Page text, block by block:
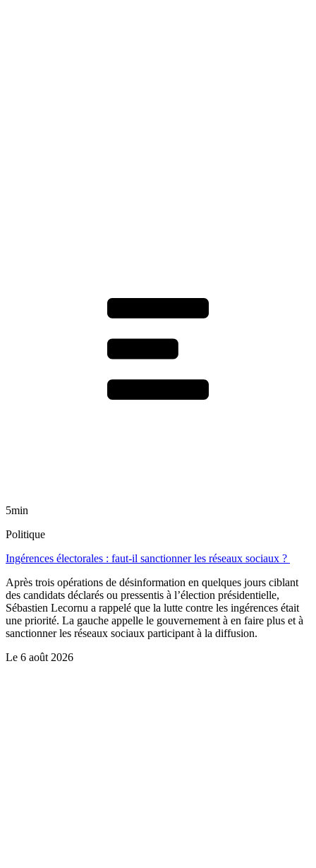
5min
Politique
Ingérences électorales : faut-il sanctionner les réseaux sociaux ?
Après trois opérations de désinformation en quelques jours ciblant
des candidats déclarés ou pressentis à l’élection présidentielle,
Sébastien Lecornu a rappelé que la lutte contre les ingérences était
une priorité. La gauche appelle le gouvernement à en faire plus et à
sanctionner les réseaux sociaux participant à la diffusion.
Le 6 août 2026